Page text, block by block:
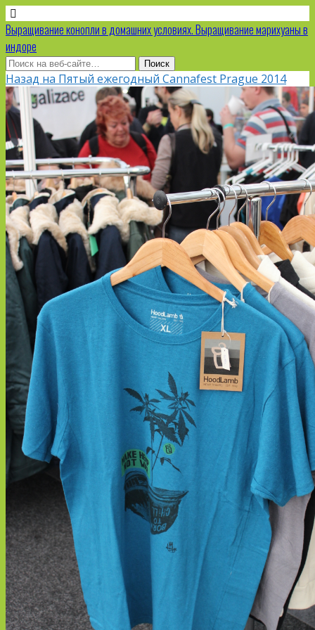
Выращивание конопли в домашних условиях. Выращивание марихуаны в
индоре
Назад на Пятый ежегодный Cannafest Prague 2014